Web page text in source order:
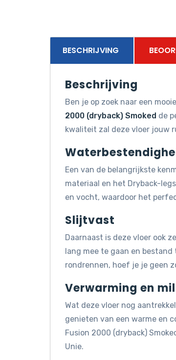
BESCHRIJVING
Beschrijving
Ben je op zoek naar een
2000 (dryback) Smoked de
kwaliteit zal deze vloer jouw
Een van de belangrijkste
materiaal en het Dryback-
en vocht, waardoor het
Slijtvast
Daarnaast is deze vloer ook
lang mee te gaan en
rondrennen, hoef je je geen
Verwarming en
Wat deze vloer nog
genieten van een warme en
Fusion 2000 (dryback)
Unie.